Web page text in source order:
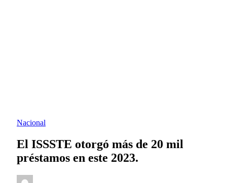
Nacional
El ISSSTE otorgó más de 20 mil
préstamos en este 2023.